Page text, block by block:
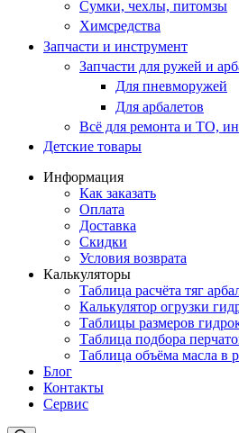
Сумки, чехлы, питомзы
Химсредства
Запчасти и инструмент
Запчасти для ружей и
Для пневморужей
Для арбалетов
Всё для ремонта и ТО,
Детские товары
Информация
Как заказать
Оплата
Доставка
Скидки
Условия возврата
Калькуляторы
Таблица расчёта тяг
Калькулятор огрузки
Таблицы размеров
Таблица подбора
Таблица объёма масла в
Блог
Контакты
Сервис